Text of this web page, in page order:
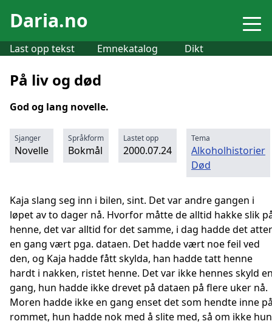
Daria.no
Last opp tekst Emnekatalog Dikt
På liv og død
God og lang novelle.
Sjanger
Novelle
Språkform
Bokmål
Lastet opp
2000.07.24
Tema
Alkoholhistorier
Død
Kaja slang seg inn i bilen, sint. Det var andre gangen i
løpet av to dager nå. Hvorfor måtte de alltid hakke slik
henne, det var alltid for det samme, i dag hadde det atter
en gang vært pga. dataen. Det hadde vært noe feil ved
den, og Kaja hadde fått skylda, han hadde tatt henne
hardt i nakken, ristet henne. Det var ikke hennes skyld
gang, hun hadde ikke drevet på dataen på flere uker nå.
Moren hadde ikke en gang enset det som hendte inne
rommet, hun hadde nok med å slite med, så om ikke hun